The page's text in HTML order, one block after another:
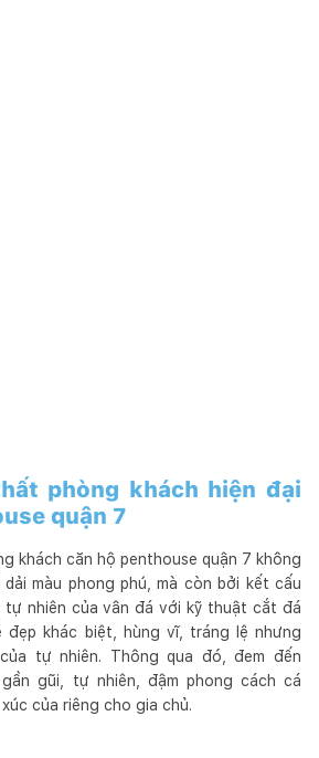
phòng khách hiện đại
quận 7
khách căn hộ penthouse quận 7 không
màu phong phú, mà còn bởi kết cấu
nhiên của vân đá với kỹ thuật cắt đá
đẹp khác biệt, hùng vĩ, tráng lệ nhưng
tự nhiên. Thông qua đó, đem đến
gũi, tự nhiên, đậm phong cách cá
của riêng cho gia chủ.